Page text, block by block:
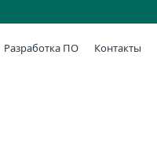
Разработка ПО Контакты